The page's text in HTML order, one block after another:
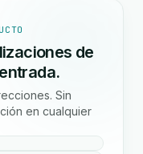
de
Sin
en cualquier